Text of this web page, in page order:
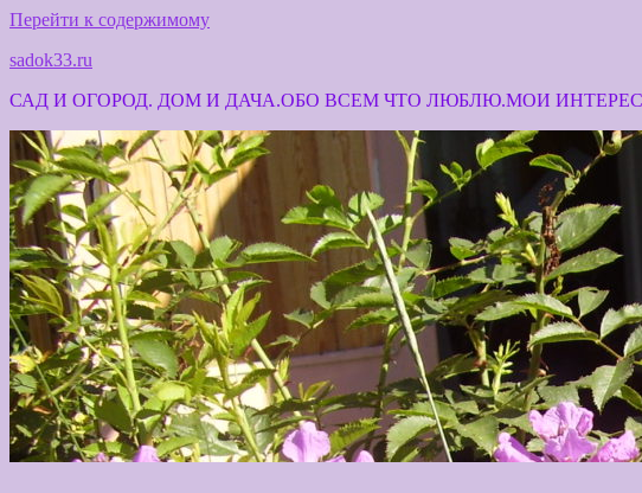
Перейти к содержимому
sadok33.ru
САД И ОГОРОД. ДОМ И ДАЧА.ОБО ВСЕМ ЧТО ЛЮБЛЮ.МОИ